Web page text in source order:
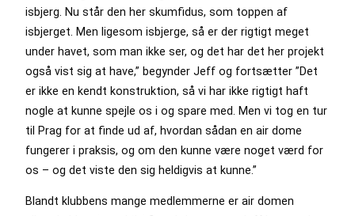
isbjerg. Nu står den her skumfidus, som toppen af
isbjerget. Men ligesom isbjerge, så er der rigtigt meget
under havet, som man ikke ser, og det har det her projekt
også vist sig at have,” begynder Jeff og fortsætter ”Det
er ikke en kendt konstruktion, så vi har ikke rigtigt haft
nogle at kunne spejle os i og spare med. Men vi tog en tur
til Prag for at finde ud af, hvordan sådan en air dome
fungerer i praksis, og om den kunne være noget værd for
os – og det viste den sig heldigvis at kunne.”
Blandt klubbens mange medlemmerne er air domen